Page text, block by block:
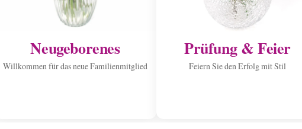
Neugeborenes
Willkommen für das neue Familienmitglied
Prüfung & Feier
Feiern Sie den Erfolg mit Stil